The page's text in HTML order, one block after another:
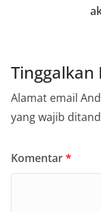
Tinggalkan
Alamat email
yang wajib
Komentar*